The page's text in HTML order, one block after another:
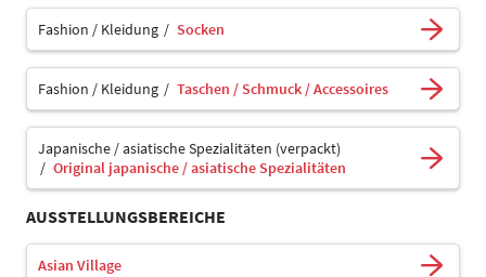
Fashion / Kleidung Socken
Fashion / Kleidung Taschen / Schmuck / Accessoires
Japanische / asiatische Spezialitäten (verpackt)
Original japanische / asiatische Spezialitäten
AUSSTELLUNGSBEREICHE
Asian Village